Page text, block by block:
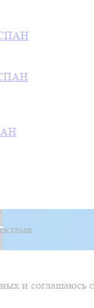
и соглашаюсь с